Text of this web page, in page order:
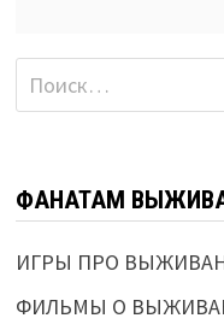
Найти:
ФАНАТАМ
ИГРЫ ПРО
ФИЛЬМЫ О